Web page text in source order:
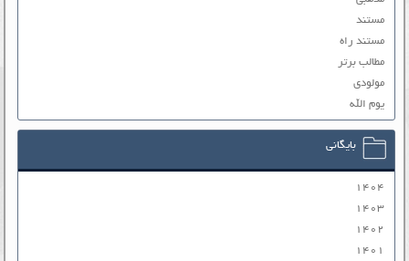
مستند
مستند راه
مطالب برتر
مولودی
یوم الله
بایگانی
۱۴۰۴
۱۴۰۳
۱۴۰۲
۱۴۰۱